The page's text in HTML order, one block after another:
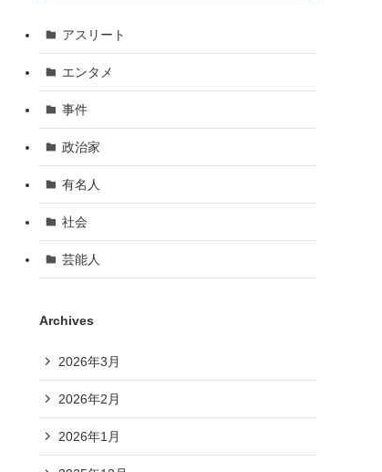
アスリート
エンタメ
事件
政治家
有名人
社会
芸能人
Archives
2026年3月
2026年2月
2026年1月